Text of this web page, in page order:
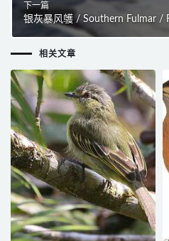
下一篇
银灰暴风鹱 / Southern Fulmar /
相关文章